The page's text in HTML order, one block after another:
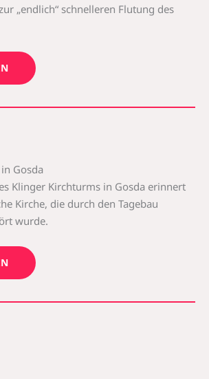
„endlich“ schnelleren Flutung des
Gosda
Klinger Kirchturms in Gosda erinnert
Kirche, die durch den Tagebau
wurde.